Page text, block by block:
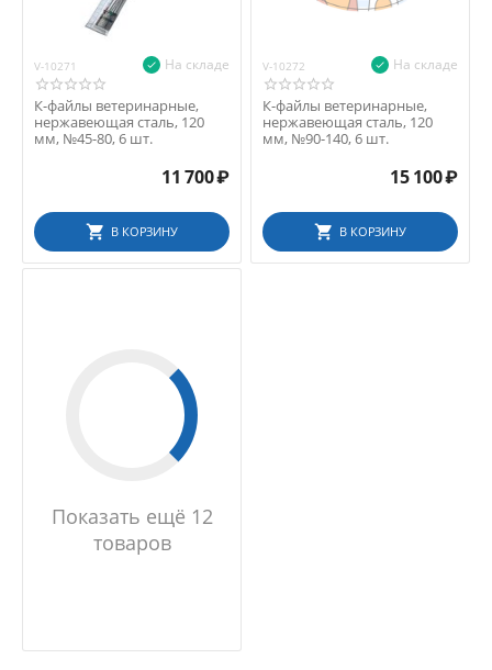
V-10271 На складе
К-файлы ветеринарные,
нержавеющая сталь, 120
мм, №45-80, 6 шт.
11 700₽
В КОРЗИНУ
V-10272 На складе
К-файлы ветеринарные,
нержавеющая сталь, 120
мм, №90-140, 6 шт.
15 100₽
В КОРЗИНУ
Показать ещё 12
товаров